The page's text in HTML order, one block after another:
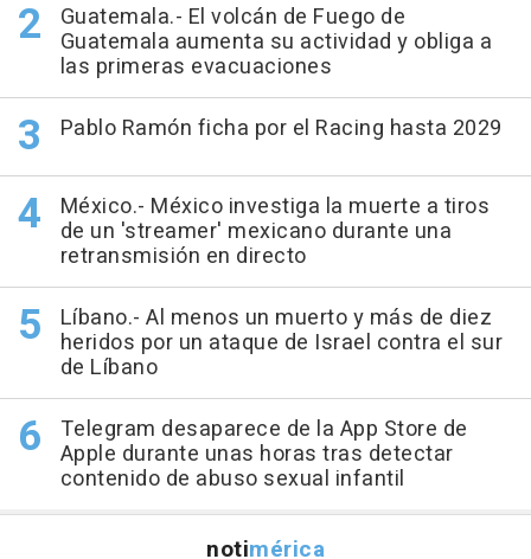
Guatemala.- El volcán de Fuego de
Guatemala aumenta su actividad y obliga a
las primeras evacuaciones
Pablo Ramón ficha por el Racing hasta 2029
México.- México investiga la muerte a tiros
de un 'streamer' mexicano durante una
retransmisión en directo
Líbano.- Al menos un muerto y más de diez
heridos por un ataque de Israel contra el sur
de Líbano
Telegram desaparece de la App Store de
Apple durante unas horas tras detectar
contenido de abuso sexual infantil
notimérica